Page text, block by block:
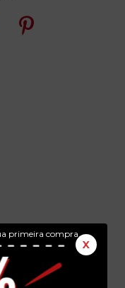
primeira compra.
X
Lacrado.